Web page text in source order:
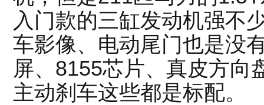
入门款的三缸发动机强不
车影像、电动尾门也是没
屏、8155芯片、真皮方向
主动刹车这些都是标配。